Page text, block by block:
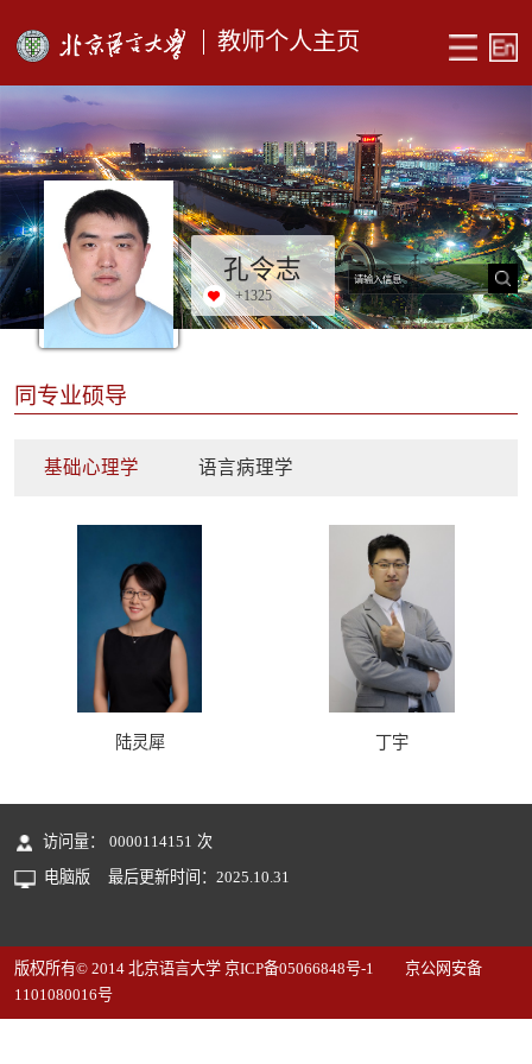
教师个人主页
孔令志
+1325
同专业硕导
基础心理学 语言病理学
陆灵犀 丁宇
访问量： 0000114151 次
电脑版
最后更新时间： 2025.10.31
版权所有© 2014 北京语言大学 京ICP备05066848号-1 京公网安备
1101080016号